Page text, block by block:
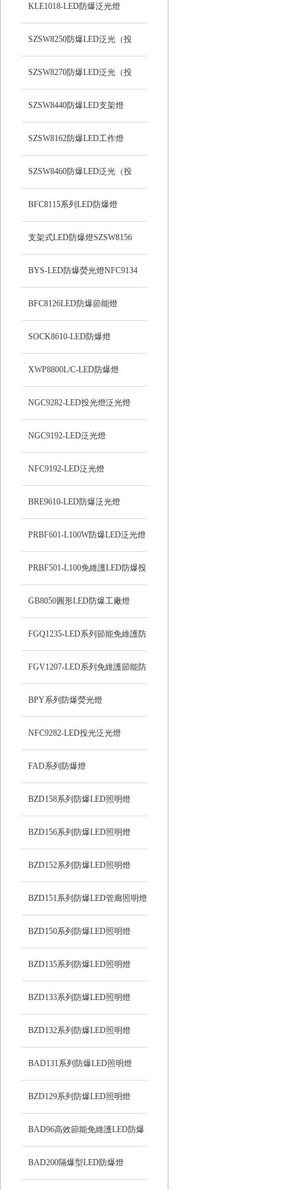
支架式
KLE1018-LED防爆泛光燈
SZSW8250防爆LED泛光（投
光）工作燈
SZSW8270防爆LED泛光（投
光）燈
SZSW8440防爆LED支架燈
SZSW8162防爆LED工作燈
SZSW8460防爆LED泛光（投
光）工作燈
BFC8115系列LED防爆燈
支架式LED防爆燈SZSW8156
BYS-LED防爆熒光燈NFC9134
BFC8126LED防爆節能燈
SOCK8610-LED防爆燈
XWP8800L/C-LED防爆燈
NGC9282-LED投光燈泛光燈
NGC9192-LED泛光燈
NFC9192-LED泛光燈
BRE9610-LED防爆泛光燈
PRBF601-L100W防爆LED泛光燈
PRBF501-L100免維護LED防爆投
光燈
GB8050圓形LED防爆工廠燈
FGQ1235-LED系列節能免維護防
爆投光燈
FGV1207-LED系列免維護節能防
爆燈
BPY系列防爆熒光燈
NFC9282-LED投光泛光燈
FAD系列防爆燈
BZD158系列防爆LED照明燈
BZD156系列防爆LED照明燈
BZD152系列防爆LED照明燈
BZD151系列防爆LED管廊照明燈
BZD150系列防爆LED照明燈
BZD135系列防爆LED照明燈
BZD133系列防爆LED照明燈
BZD132系列防爆LED照明燈
BAD131系列防爆LED照明燈
BZD129系列防爆LED照明燈
BAD96高效節能免維護LED防爆
燈
BAD200隔爆型LED防爆燈